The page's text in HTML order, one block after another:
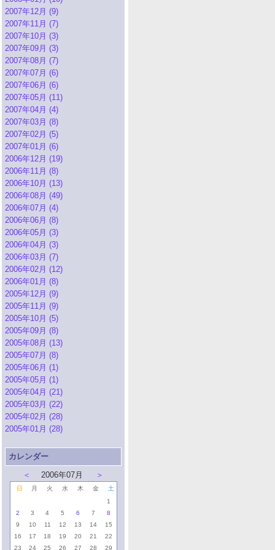
2007年12月 (9)
2007年11月 (7)
2007年10月 (3)
2007年09月 (3)
2007年08月 (7)
2007年07月 (6)
2007年06月 (6)
2007年05月 (11)
2007年04月 (4)
2007年03月 (8)
2007年02月 (5)
2007年01月 (6)
2006年12月 (19)
2006年11月 (8)
2006年10月 (13)
2006年08月 (49)
2006年07月 (4)
2006年06月 (8)
2006年05月 (3)
2006年04月 (3)
2006年03月 (7)
2006年02月 (12)
2006年01月 (8)
2005年12月 (9)
2005年11月 (9)
2005年10月 (5)
2005年09月 (8)
2005年08月 (13)
2005年07月 (8)
2005年06月 (1)
2005年05月 (1)
2005年04月 (21)
2005年03月 (22)
2005年02月 (28)
2005年01月 (28)
カレンダー
＜
2006年07月 ＞
日 月 火 水 木 金
土
1
2
3 4 5 6 7
8
9
10 11 12 13 14
15
16
17 18 19 20 21
22
23
24 25 26 27 28
29